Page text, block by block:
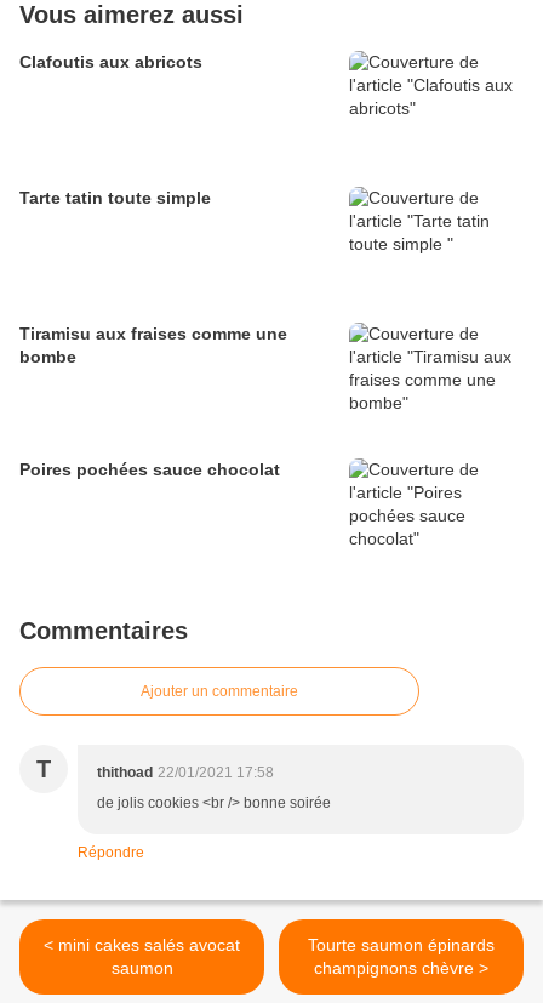
Vous aimerez aussi
Clafoutis aux abricots
Tarte tatin toute simple
Tiramisu aux fraises comme une
bombe
Poires pochées sauce chocolat
Commentaires
Ajouter un commentaire
T thithoad 22/01/2021 17:58
de jolis cookies <br /> bonne soirée
Répondre
< mini cakes salés avocat
saumon
Tourte saumon épinards
champignons chèvre >